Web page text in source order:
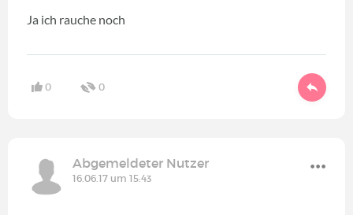
Ja ich rauche noch
0 0
Abgemeldeter Nutzer
16.06.17 um 15:43